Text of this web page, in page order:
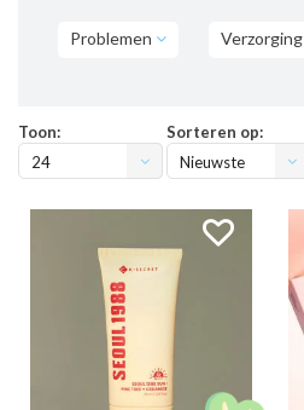
Problemen Verzorging
Toon:
24
Sorteren op:
Nieuwste